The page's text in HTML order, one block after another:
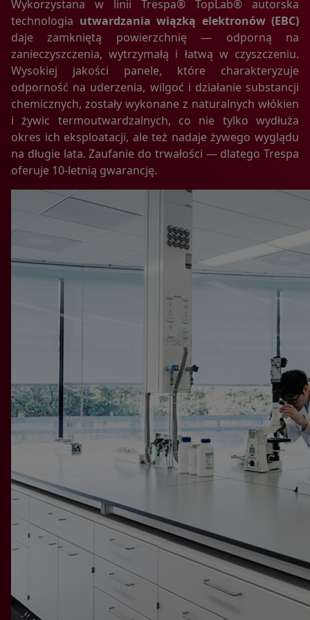
Wykorzystana w linii Trespa® TopLab® autorska
technologia utwardzania wiązką elektronów (EBC)
daje zamkniętą powierzchnię — odporną na
zanieczyszczenia, wytrzymałą i łatwą w czyszczeniu.
Wysokiej jakości panele, które charakteryzuje
odporność na uderzenia, wilgoć i działanie substancji
chemicznych, zostały wykonane z naturalnych włókien
i żywic termoutwardzalnych, co nie tylko wydłuża
okres ich eksploatacji, ale też nadaje żywego wyglądu
na długie lata. Zaufanie do trwałości — dlatego Trespa
oferuje 10-letnią gwarancję.
przechowywane są w urządzeniu końcowym Użytkownika
Portalu i przeznaczone są do korzystania ze stron
internetowych Portalu. Cookies zazwyczaj zawierają nazwę
strony internetowej, z której pochodzą, czas
przechowywania ich na urządzeniu końcowym oraz
unikalny numer.
3. Podmiotem zamieszczającym na urządzeniu końcowym
Użytkownika Portalu pliki cookies oraz uzyskującym do nich
dostęp jest operator Portalu.
4. Pliki cookies wykorzystywane są w następujących celach:
a. tworzenia statystyk, które pomagają zrozumieć, w jaki
sposób Użytkownicy Portalu korzystają ze stron
internetowych, co umożliwia ulepszanie ich struktury i
zawartości;
b. utrzymanie sesji Użytkownika Portalu (po zalogowaniu),
dzięki której Użytkownik nie musi na każdej podstronie
Portalu ponownie wpisywać loginu i hasła;
c. określania profilu użytkownika w celu wyświetlania mu
dopasowanych materiałów w sieciach reklamowych, w
szczególności sieci Google.
5. W ramach Portalu stosowane są dwa zasadnicze rodzaje
plików cookies: „sesyjne” (session cookies) oraz „stałe”
(persistent cookies). Cookies „sesyjne” są plikami
tymczasowymi, które przechowywane są w urządzeniu
końcowym Użytkownika do czasu wylogowania,
opuszczenia strony internetowej lub wyłączenia
oprogramowania (przeglądarki internetowej). „Stałe” pliki
cookies przechowywane są w urządzeniu końcowym
Użytkownika przez czas określony w parametrach plików
cookies lub do czasu ich usunięcia przez Użytkownika.
6. Oprogramowanie do przeglądania stron internetowych
(przeglądarka internetowa) zazwyczaj domyślnie
dopuszcza przechowywanie plików cookies w urządzeniu
końcowym Użytkownika. Użytkownicy Portalu mogą
dokonać zmiany ustawień w tym zakresie. Przeglądarka
internetowa umożliwia usunięcie plików cookies. Możliwe
jest także automatyczne blokowanie plików cookies
Szczegółowe informacje na ten temat zawiera pomoc lub
dokumentacja przeglądarki internetowej.
7. Ograniczenia stosowania plików cookies mogą wpłynąć
na niektóre funkcjonalności dostępne na stronach
internetowych Portalu.
8. Pliki cookies zamieszczane w urządzeniu końcowym